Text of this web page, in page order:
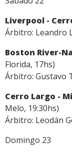
Liverpool -
Árbitro: Leandro
Boston River-
Florida, 17hs)
Árbitro: Gustavo
Cerro Largo -
Melo, 19:30hs)
Árbitro: Leodán
Domingo 23